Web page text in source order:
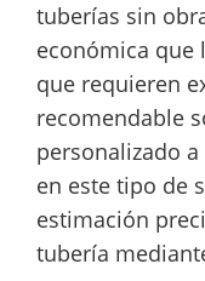
tuberías sin
económica que
que requieren
recomendable
personalizado
en este tipo de
estimación
tubería